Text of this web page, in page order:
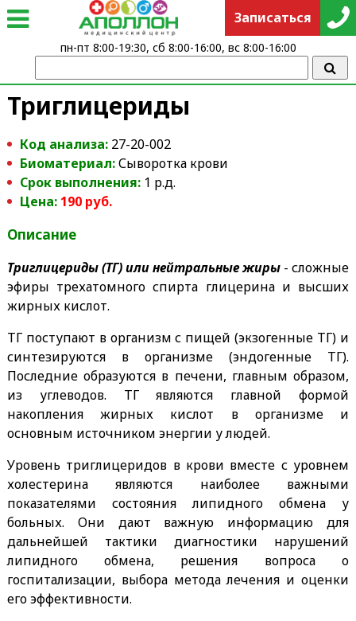
Триглицериды
Код анализа: 27-20-002
Биоматериал:Сыворотка крови
Срок выполнения:1 р.д.
Цена: 190 руб.
Описание
Триглицериды (ТГ) или нейтральные жиры - сложные
эфиры трехатомного спирта глицерина и высших
жирных кислот.
ТГ поступают в организм с пищей (экзогенные ТГ) и
синтезируются в организме (эндогенные ТГ).
Последние образуются в печени, главным образом,
из углеводов. ТГ являются главной формой
накопления жирных кислот в организме и
основным источником энергии у людей.
Уровень триглицеридов в крови вместе с уровнем
холестерина являются наиболее важными
показателями состояния липидного обмена у
больных. Они дают важную информацию для
дальнейшей тактики диагностики нарушений
липидного обмена, решения вопроса о
госпитализации, выбора метода лечения и оценки
его эффективности.
Записаться
пн-пт 8:00-19:30, сб 8:00-16:00, вс 8:00-16:00